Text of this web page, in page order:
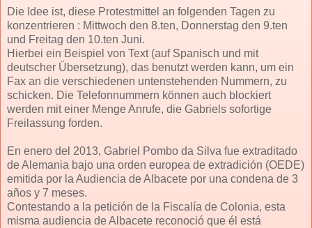
Die Idee ist, diese Protestmittel an folgenden Tagen zu
konzentrieren : Mittwoch den 8.ten, Donnerstag den 9.ten
und Freitag den 10.ten Juni.
Hierbei ein Beispiel von Text (auf Spanisch und mit
deutscher Übersetzung), das benutzt werden kann, um ein
Fax an die verschiedenen untenstehenden Nummern, zu
schicken. Die Telefonnummern können auch blockiert
werden mit einer Menge Anrufe, die Gabriels sofortige
Freilassung forden.
En enero del 2013, Gabriel Pombo da Silva fue extraditado
de Alemania bajo una orden europea de extradición (OEDE)
emitida por la Audiencia de Albacete por una condena de 3
años y 7 meses.
Contestando a la petición de la Fiscalía de Colonia, esta
misma audiencia de Albacete reconoció que él está